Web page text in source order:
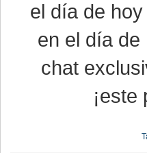
el día de
en el día de
chat